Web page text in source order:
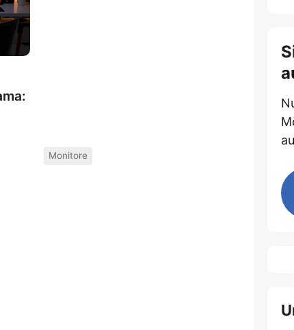
Monitore